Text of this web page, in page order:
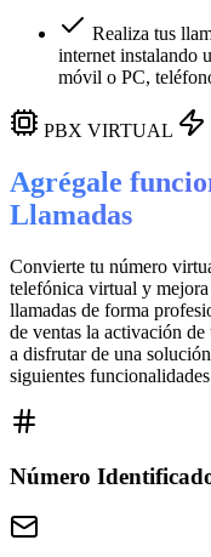
Realiza tus
internet instalando
móvil o PC,
PBX VIRTUAL
Agrégale
Llamadas
Convierte tu número
telefónica virtual y
llamadas de forma
de ventas la activación de
a disfrutar de una
siguientes
Número